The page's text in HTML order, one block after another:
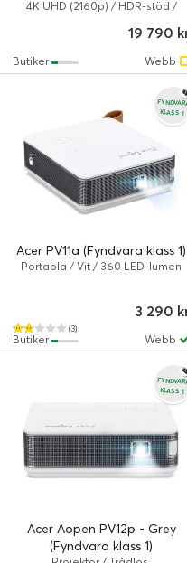
QLED / 100 Hz / Smart TV
4K UHD (2160p) / HDR-stöd /
19 790
Webb
Butiker
KLASS 1
Acer PV11a (Fyndvara klass 1)
Portabla / Vit / 360 LED-lumen
(3)
3 290
Webb
Butiker
KLASS 1
Acer Aopen PV12p - Grey
(Fyndvara klass 1)